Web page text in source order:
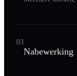
03
Nabewerking